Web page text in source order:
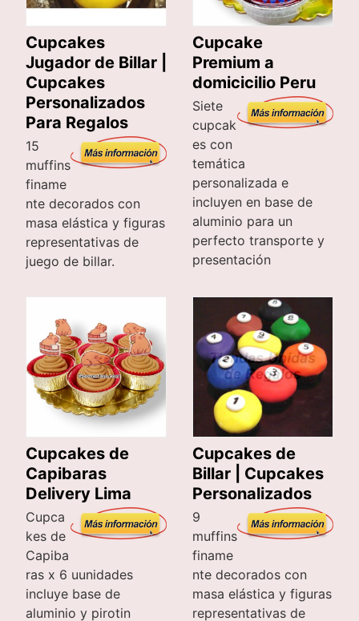
Cupcakes
Jugador de Billar |
Cupcakes
Personalizados
Para Regalos
15
muffins
finame
nte decorados con
masa elástica y figuras
representativas de
juego de billar.
Cupcake
Premium a
domicicilio Peru
Siete
cupcak
es con
temática
personalizada e
incluyen en base de
aluminio para un
perfecto transporte y
presentación
Cupcakes de
Capibaras
Delivery Lima
Cupca
kes de
Capiba
ras x 6 uunidades
incluye base de
aluminio y pirotin
Cupcakes de
Billar | Cupcakes
Personalizados
9
muffins
finame
nte decorados con
masa elástica y figuras
representativas de